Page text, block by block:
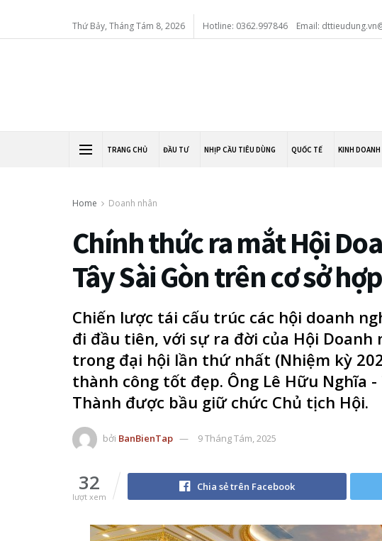
Thứ Bảy, Tháng Tám 8, 2026 Hotline: 0362.997846 Email:
TRANG CHỦ ĐẦU TƯ NHỊP CẦU TIÊU DÙNG QUỐC TẾ KINH DOANH
Home Doanh nhân
Chính thức ra mắt Hội
Tây Sài Gòn trên cơ sở
Chiến lược tái cấu trúc các hội doanh
đi đầu tiên, với sự ra đời của Hội Doanh
trong đại hội lần thứ nhất (Nhiệm kỳ
thành công tốt đẹp. Ông Lê Hữu Nghĩa -
Thành được bầu giữ chức Chủ tịch Hội.
bởi BanBienTap 9 Tháng Tám, 2025
32
lượt xem
Chia sẻ trên Facebook